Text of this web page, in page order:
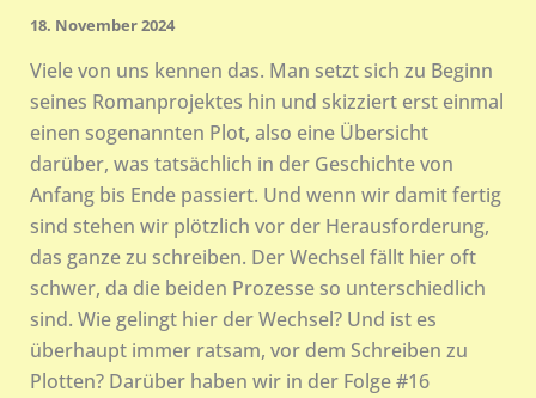
18. November 2024
Viele von uns kennen das. Man setzt sich zu Beginn
seines Romanprojektes hin und skizziert erst einmal
einen sogenannten Plot, also eine Übersicht
darüber, was tatsächlich in der Geschichte von
Anfang bis Ende passiert. Und wenn wir damit fertig
sind stehen wir plötzlich vor der Herausforderung,
das ganze zu schreiben. Der Wechsel fällt hier oft
schwer, da die beiden Prozesse so unterschiedlich
sind. Wie gelingt hier der Wechsel? Und ist es
überhaupt immer ratsam, vor dem Schreiben zu
Plotten? Darüber haben wir in der Folge #16